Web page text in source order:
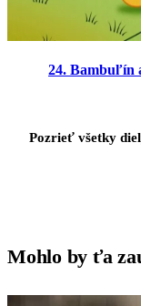
24. Bambuľín
Pozrieť všetky
Mohlo by ťa